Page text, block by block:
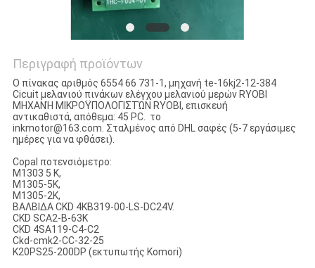
Περιγραφή προϊόντων
Ο πίνακας αριθμός 6554 66 731-1, μηχανή te-16kj2-12-384
Cicuit μελανιού πινάκων ελέγχου μελανιού μερών RYOBI
ΜΗΧΑΝΉ ΜΙΚΡΟΫΠΟΛΟΓΙΣΤΏΝ RYOBI, επισκευή
αντικαθιστά, απόθεμα: 45 PC. το
inkmotor@163.com. Σταλμένος από DHL σαφές (5-7 εργάσιμες
ημέρες για να φθάσει).
Copal ποτενσιόμετρο:
M1303 5 Κ,
M1305-5K,
M1305-2K,
ΒΑΛΒΙΔΑ CKD 4KB319-00-LS-DC24V.
CKD SCA2-Β-63K
CKD 4SA119-C4-C2
Ckd-cmk2-CC-32-25
K20PS25-200DP (εκτυπωτής Komori)